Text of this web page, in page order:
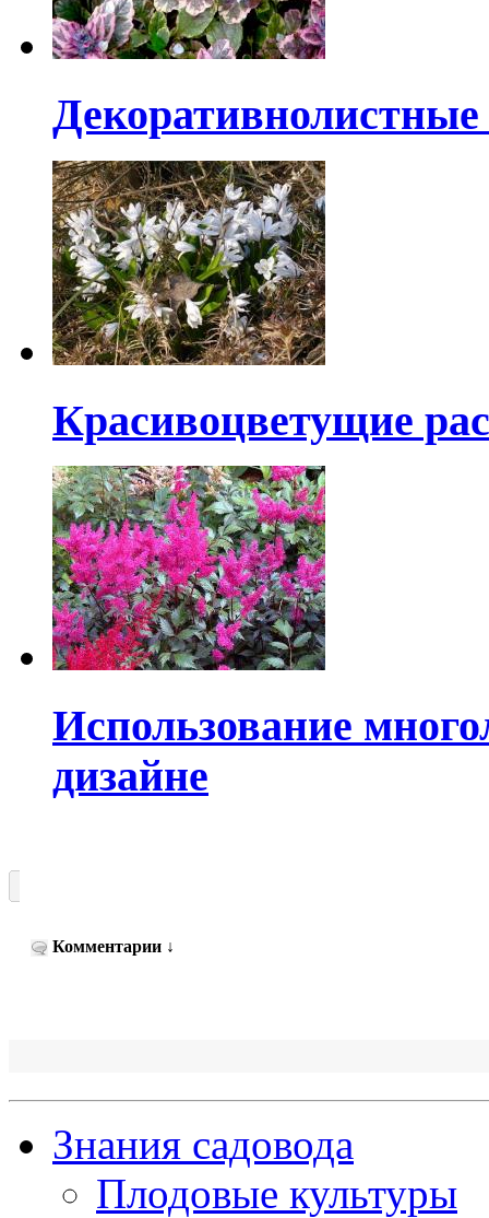
Декоративнолистные
Красивоцветущие
Использование
дизайне
Комментарии ↓
Знания садовода
Плодовые культуры